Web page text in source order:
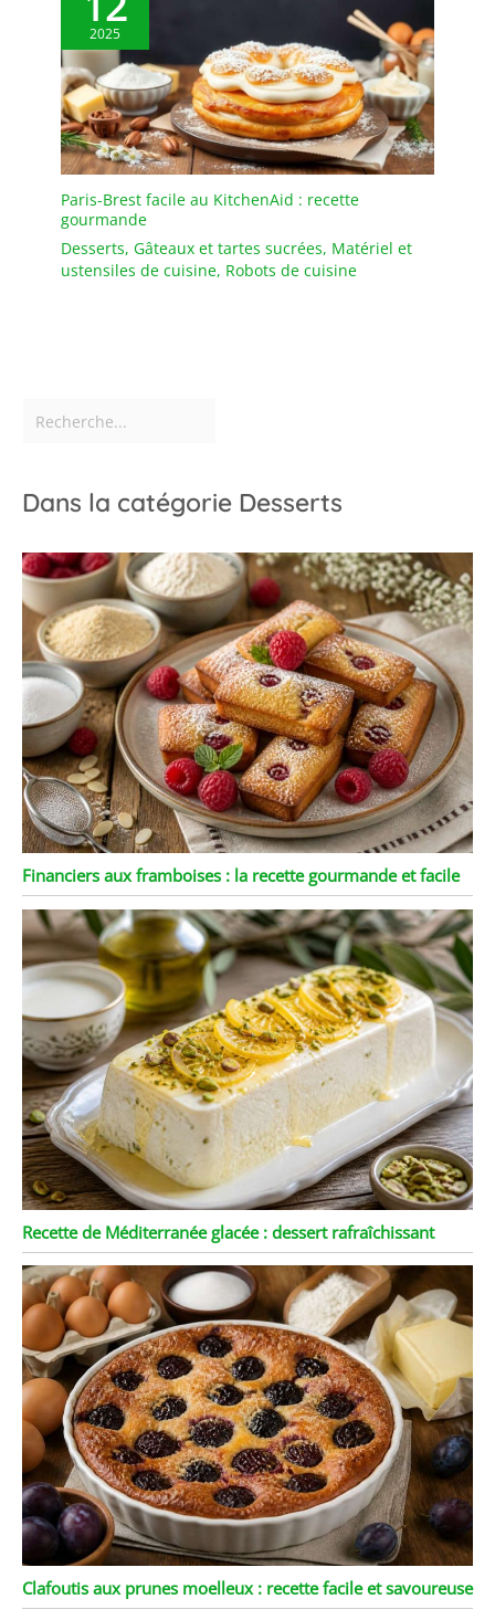
2025
Paris-Brest facile au KitchenAid : recette
gourmande
Desserts, Gâteaux et tartes sucrées, Matériel et
ustensiles de cuisine, Robots de cuisine
Dans la catégorie Desserts
Financiers aux framboises : la recette gourmande et facile
Recette de Méditerranée glacée : dessert rafraîchissant
Clafoutis aux prunes moelleux : recette facile et savoureuse